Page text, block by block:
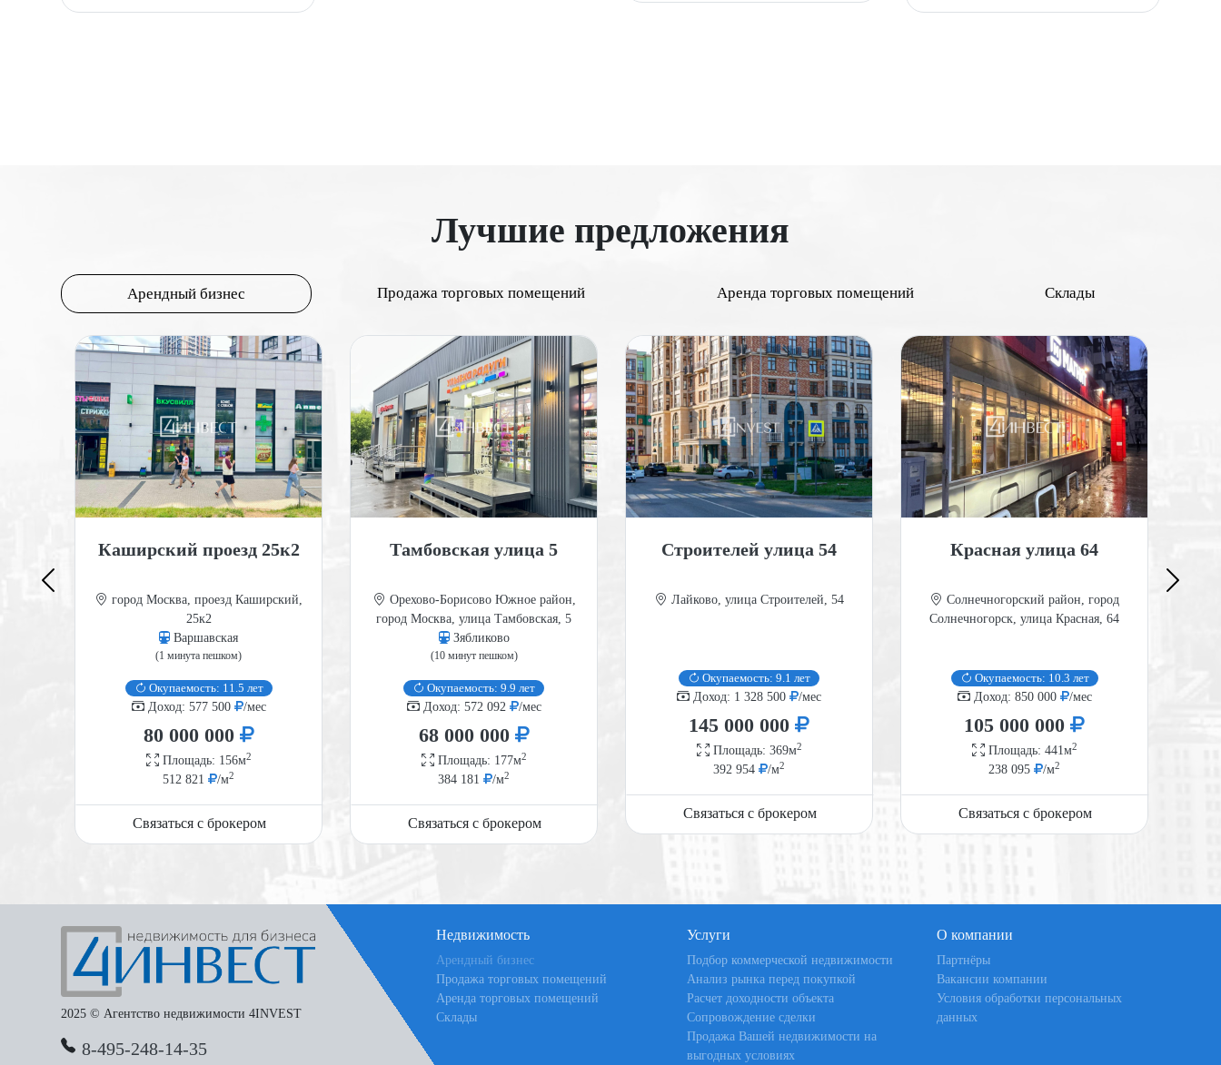
Лучшие предложения
Арендный бизнес Продажа торговых помещений Аренда торговых помещений Склады
Каширский проезд 25к2
город Москва, проезд Каширский,
25к2
Варшавская
(1 минута пешком)
Окупаемость: 11.5 лет
Доход: 577 500
/мес
80 000 000
Площадь: 156м2
512 821 /м2
Связаться с брокером
Тамбовская улица 5
Орехово-Борисово Южное район,
город Москва, улица Тамбовская, 5
Зябликово
(10 минут пешком)
Окупаемость: 9.9 лет
Доход: 572 092
/мес
68 000 000
Площадь: 177м2
384 181 /м2
Связаться с брокером
Строителей улица 54
Лайково, улица Строителей, 54
Окупаемость: 9.1 лет
Доход: 1 328 500
/мес
145 000 000
Площадь: 369м2
392 954 /м2
Связаться с брокером
Красная улица 64
Солнечногорский район, город
Солнечногорск, улица Красная, 64
Окупаемость: 10.3 лет
Доход: 850 000
/мес
105 000 000
Площадь: 441м2
238 095 /м2
Связаться с брокером
2025 © Агентство недвижимости 4INVEST
8-495-248-14-35
Недвижимость
Арендный бизнес
Продажа торговых помещений
Аренда торговых помещений
Склады
Услуги
Подбор коммерческой недвижимости
Анализ рынка перед покупкой
Расчет доходности объекта
Сопровождение сделки
Продажа Вашей недвижимости на
выгодных условиях
О компании
Партнёры
Вакансии компании
Условия обработки персональных
данных